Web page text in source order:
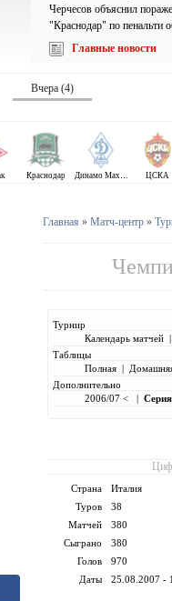
Черчесов объяснил
"Краснодар" по пенальти
Главные новости
Вчера (4)
Краснодар Динамо Махачкала ЦСКА
Главная » Матч-центр»
Турнир
Календарь матчей|
Таблицы
Полная|
Дополнительно
2006/07 <
|
Страна Италия
Туров
38
Матчей
380
Сыграно
380
Голов
970
Даты
25.08.2007 -